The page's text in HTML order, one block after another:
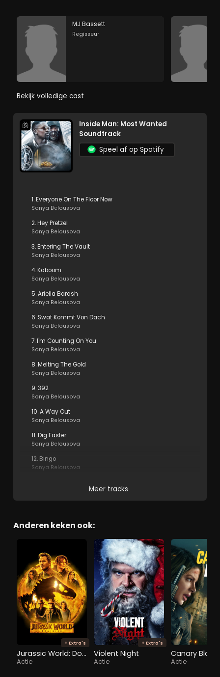
MJ Bassett
Regisseur
Bekijk volledige cast
Inside Man: Most Wanted
Soundtrack
Speel af op Spotify
1. Everyone On The Floor Now
Sonya Belousova
2. Hey Pretzel
Sonya Belousova
3. Entering The Vault
Sonya Belousova
4. Kaboom
Sonya Belousova
5. Ariella Barash
Sonya Belousova
6. Swat Kommt Von Dach
Sonya Belousova
7. I'm Counting On You
Sonya Belousova
8. Melting The Gold
Sonya Belousova
9. 392
Sonya Belousova
10. A Way Out
Sonya Belousova
11. Dig Faster
Sonya Belousova
12. Bingo
Sonya Belousova
Meer tracks
Anderen keken ook:
+ Extra's
Jurassic World: Dominion
Actie
+ Extra's
Violent Night
Actie
Canary Black
Actie